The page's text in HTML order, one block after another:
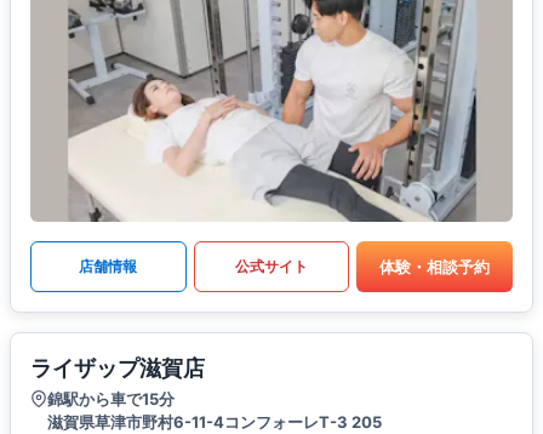
店舗情報 公式サイト 体験・相談予約
ライザップ滋賀店
錦駅から車で15分
滋賀県草津市野村6-11-4コンフォーレT-3 205